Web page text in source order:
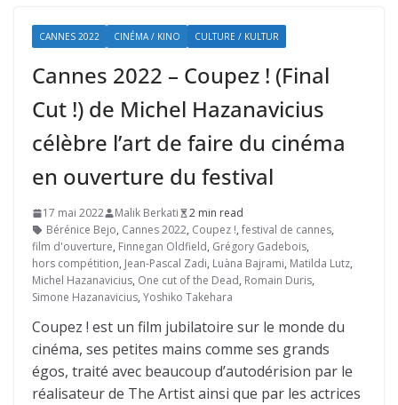
CANNES 2022 CINÉMA / KINO CULTURE / KULTUR
Cannes 2022 – Coupez ! (Final
Cut !) de Michel Hazanavicius
célèbre l’art de faire du cinéma
en ouverture du festival
17 mai 2022 Malik Berkati
2 min read
Bérénice Bejo, Cannes 2022, Coupez !, festival de cannes,
film d'ouverture, Finnegan Oldfield, Grégory Gadebois,
hors compétition, Jean-Pascal Zadi, Luàna Bajrami, Matilda Lutz,
Michel Hazanavicius, One cut of the Dead, Romain Duris,
Simone Hazanavicius, Yoshiko Takehara
Coupez ! est un film jubilatoire sur le monde du
cinéma, ses petites mains comme ses grands
égos, traité avec beaucoup d’autodérision par le
réalisateur de The Artist ainsi que par les actrices